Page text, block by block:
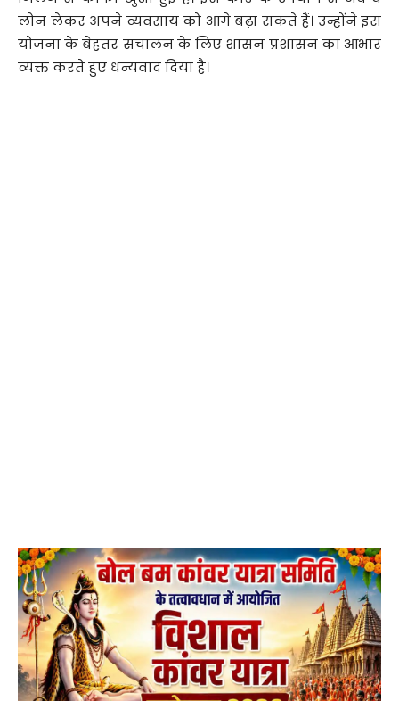
लोन लेकर अपने व्यवसाय को आगे बढ़ा सकते हैं। उन्होंने इस
योजना के बेहतर संचालन के लिए शासन प्रशासन का आभार
व्यक्त करते हुए धन्यवाद दिया है।